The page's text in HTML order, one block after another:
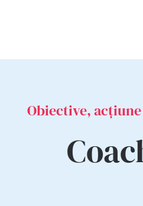
Obiective,